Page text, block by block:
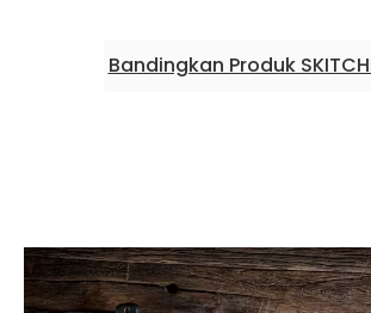
Bandingkan Produk